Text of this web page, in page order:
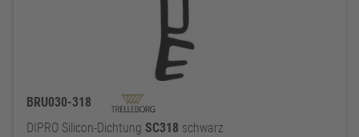
BRU030-318
DIPRO Silicon-Dichtung SC318 schwarz